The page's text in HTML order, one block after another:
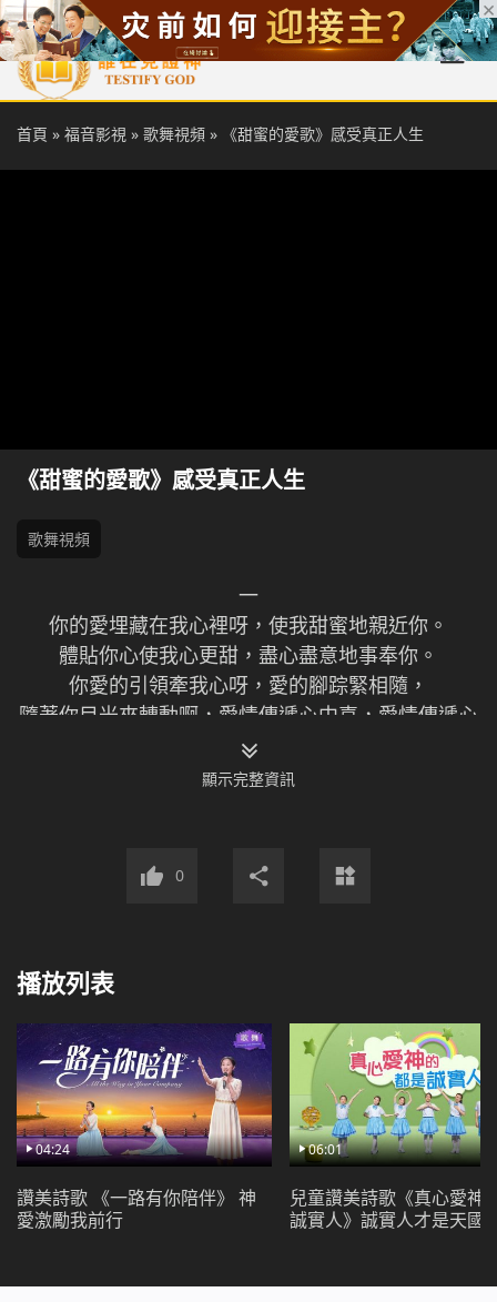
首頁 每日靈糧 天國福音 基督徒見證 信仰解答 聖經
首頁 » 福音影視 » 歌舞視頻 » 《甜蜜的愛歌》感受真正人生
《甜蜜的愛歌》感受真正人生
歌舞視頻
一
你的愛埋藏在我心裡呀，使我甜蜜地親近你。
體貼你心使我心更甜，盡心盡意地事奉你。
你愛的引領牽我心呀，愛的腳踪緊相隨，
隨著你目光來轉動啊，愛情傳遞心中喜，愛情傳遞心
中喜。
此時活在另一個世界，只有我和你聚一起，
憶。
摸准你心絕對順服你，不願再有一點悖逆。
更多地活在你面前呀，再也不能遠離你。
默想揣摩你的話呀，寶愛你的所是所有，寶愛你的所
是所有，
成為我生命，讓你佔有我的心，
我愛你呀我愛你，你的愛已征服我，
使我有幸被你作成滿足你心意。
哈里路亞！哈里路亞！哈里路亞！讚美神！
哈里路亞！哈里路亞！哈里路亞！讚美神！
哈里路亞！哈里路亞！哈里路亞！讚美神！
《跟隨羔羊唱新歌》
顯示完整資訊
0
播放列表
04:24
讚美詩歌 《一路有你陪伴》 神
愛激勵我前行
06:01
兒童讚美詩歌《真心愛神
誠實人》誠實人才是天國